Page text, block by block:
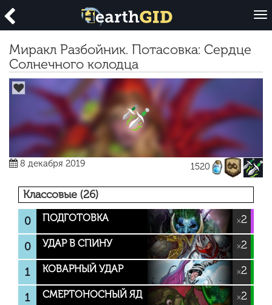
O
p
Миракл Разбойник. Потасовка: Сердце
Солнечного колодца
8 декабря 2019 1520
Классовые (26)
0
ПОДГОТОВКА ×2
0 УДАР В СПИНУ ×2
1 КОВАРНЫЙ УДАР ×2
1 СМЕРТОНОСНЫЙ ЯД ×2